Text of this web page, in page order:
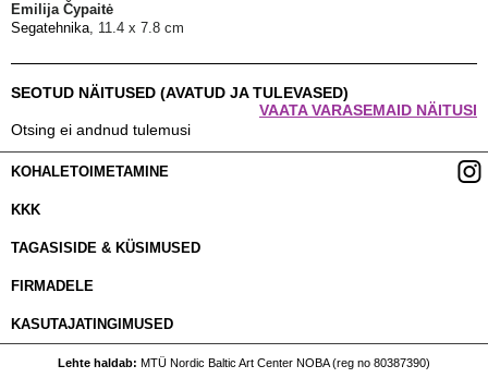
Emilija Čypaitė
Segatehnika, 11.4 x 7.8 cm
SEOTUD NÄITUSED (AVATUD JA TULEVASED)
VAATA VARASEMAID NÄITUSI
Otsing ei andnud tulemusi
KOHALETOIMETAMINE
KKK
TAGASISIDE & KÜSIMUSED
FIRMADELE
KASUTAJATINGIMUSED
Lehte haldab MTÜ Nordic Baltic Art Center NOBA (reg no 80387390)